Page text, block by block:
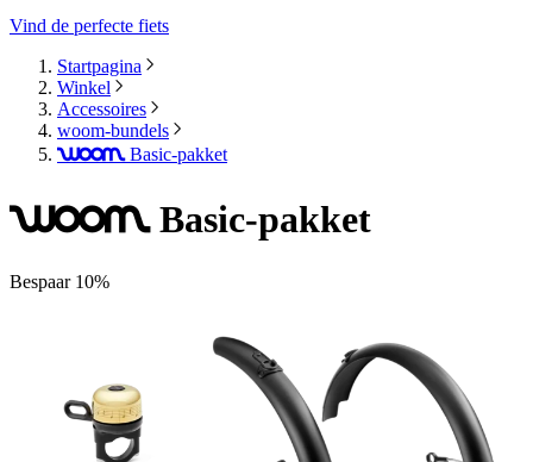
Vind de perfecte fiets
Startpagina
Winkel
Accessoires
woom-bundels
woom Basic-pakket
woom Basic-pakket
Bespaar 10%